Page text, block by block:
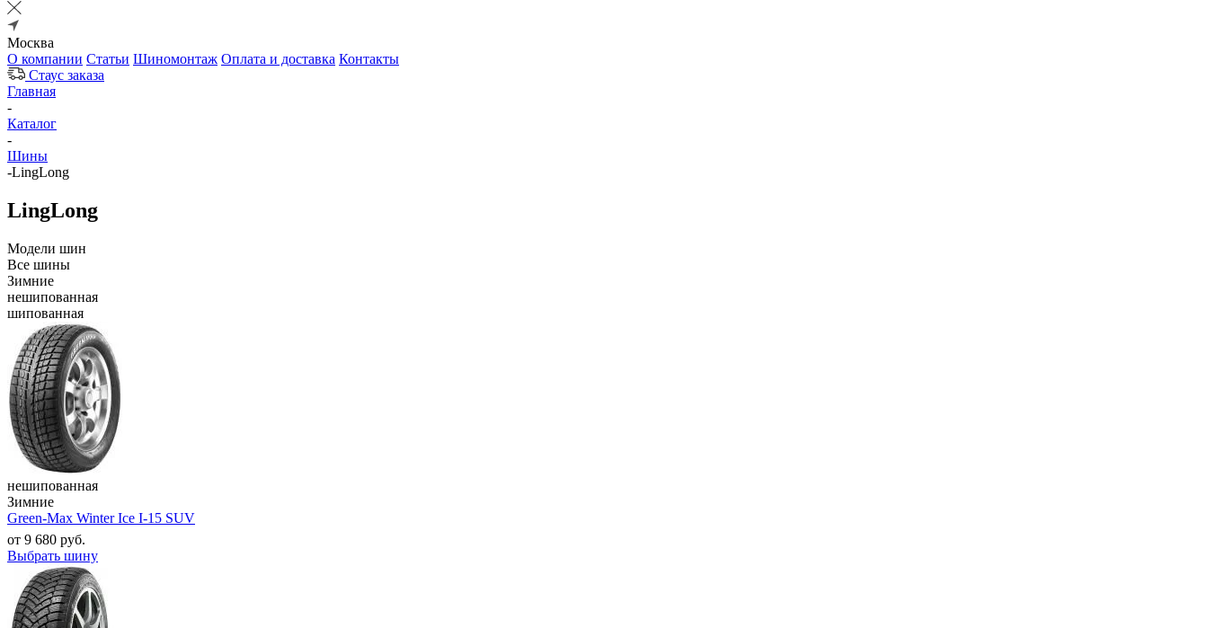
Москва
О компании Статьи Шиномонтаж Оплата и доставка Контакты
Стаус заказа
Главная
-
Каталог
-
Шины
-LingLong
LingLong
Модели шин
Все шины
Зимние
нешипованная
шипованная
нешипованная
Зимние
Green-Max Winter Ice I-15 SUV
от 9 680 руб.
Выбрать шину